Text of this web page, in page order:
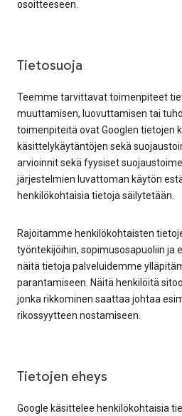
osoitteeseen.
Tietosuoja
Teemme tarvittavat toimenpiteet
muuttamisen, luovuttamisen tai
toimenpiteitä ovat Googlen tietojen
käsittelykäytäntöjen sekä
arvioinnit sekä fyysiset
järjestelmien luvattoman käytön
henkilökohtaisia tietoja säilytetään.
Rajoitamme henkilökohtaisten
työntekijöihin, sopimusosapuoliin ja
näitä tietoja palveluidemme
parantamiseen. Näitä henkilöitä
jonka rikkominen saattaa johtaa
rikossyytteen nostamiseen.
Tietojen eheys
Google käsittelee henkilökohtaisia